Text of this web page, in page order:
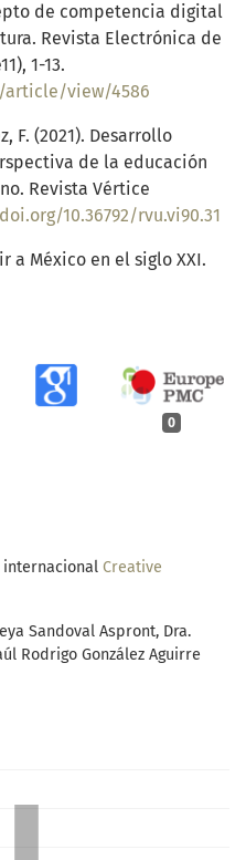
0
de competencia digital
Revista Electrónica de
1-13.
view/4586
F. (2021). Desarrollo
de la educación
Revista Vértice
10.36792/rvu.vi90.31
a México en el siglo XXI.
internacional Creative
Sandoval Aspront, Dra.
Rodrigo González Aguirre